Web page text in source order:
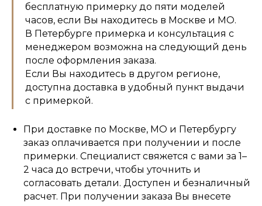
бесплатную примерку до пяти моделей
часов, если Вы находитесь в Москве и МО.
В Петербурге примерка и консультация с
менеджером возможна на следующий день
после оформления заказа.
Если Вы находитесь в другом регионе,
доступна доставка в удобный пункт выдачи
с примеркой.
При доставке по Москве, МО и Петербургу
заказ оплачивается при получении и после
примерки. Специалист свяжется с вами за 1–
2 часа до встречи, чтобы уточнить и
согласовать детали. Доступен и безналичный
расчет. При получении заказа Вы внесете